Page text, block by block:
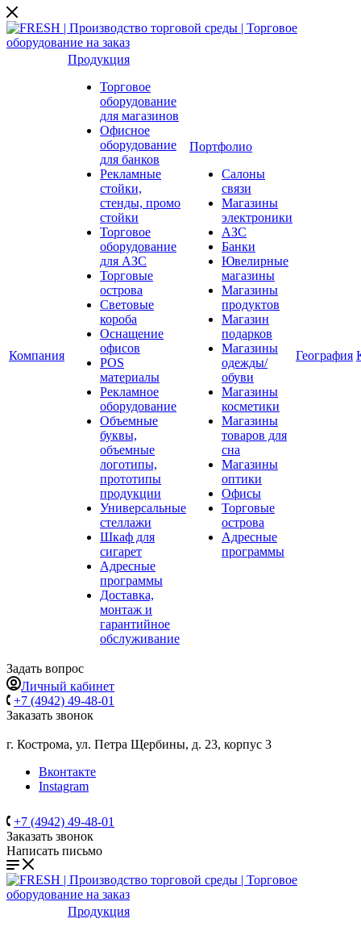
Компания
Продукция
Торговое
оборудование
для магазинов
Офисное
оборудование
для банков
Рекламные
стойки,
стенды, промо
стойки
Торговое
оборудование
для АЗС
Торговые
острова
Световые
короба
Оснащение
офисов
POS
материалы
Рекламное
оборудование
Объемные
буквы,
объемные
логотипы,
прототипы
продукции
Универсальные
стеллажи
Шкаф для
сигарет
Адресные
программы
Доставка,
монтаж и
гарантийное
обслуживание
Портфолио
Салоны
связи
Магазины
электроники
АЗС
Банки
Ювелирные
магазины
Магазины
продуктов
Магазин
подарков
Магазины
одежды/
обуви
Магазины
косметики
Магазины
товаров для
сна
Магазины
оптики
Офисы
Торговые
острова
Адресные
программы
География
Задать вопрос
Личный кабинет
+7 (4942) 49-48-01
Заказать звонок
г. Кострома, ул. Петра Щербины, д. 23, корпус 3
Вконтакте
Instagram
+7 (4942) 49-48-01
Заказать звонок
Написать письмо
Продукция